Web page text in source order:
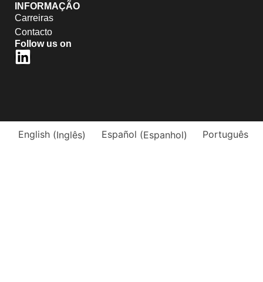
INFORMAÇÃO
Carreiras
Contacto
Follow us on
English (Inglês) Español (Espanhol) Português